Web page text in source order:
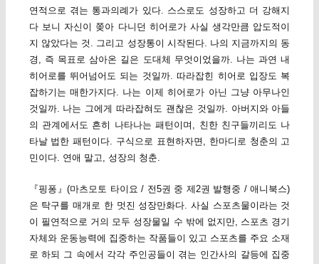
연적으로 겪는 통과의례가 있다. 스스로도 성장하고 더 강해지
다 보니 자신이 쫒아 다니던 히어로가 사실 생각만큼 압도적이
지 않았다는 것. 그리고 성장통이 시작된다. 나의 지금까지의 동
경, 즉 목표로 삼아온 길은 도대체 무엇이었을까. 나는 과연 내
히어로를 뛰어넘어도 되는 것일까. 따라잡힌 히어로 입장도 복
잡하기는 매한가지다. 나는 이제 히어로가 아닌 그냥 아무나인
것일까. 나는 그에게 따라잡혀도 괜찮은 것일까. 아버지와 아들
의 관계에서도 흔히 나타나는 패턴이며, 친한 친구들끼리도 나
타날 법한 패턴이다. 구식으로 표현하자면, 한마디로 청춘의 고
민이다. 연애 말고, 성장의 청춘.
『핑퐁』(마츠모토 타이요 / 전5권 중 제2권 발행중 / 애니북스)
은 탁구를 매개로 한 멋진 성장만화다. 사실 스포츠물이라는 것
이 필연적으로 거의 모두 성장물일 수 밖에 없지만, 스포츠 경기
자체와 운동능력에 집중하는 작품들이 있고 스포츠를 주요 소재
로 하되 그 속에서 각각 주인공들이 겪는 인간사의 갈등에 집중